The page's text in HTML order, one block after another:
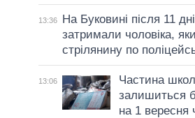
13:36
На Буковині після 11
затримали чоловіка,
стрілянину по
13:06
Частина
залишиться
на 1 вересня